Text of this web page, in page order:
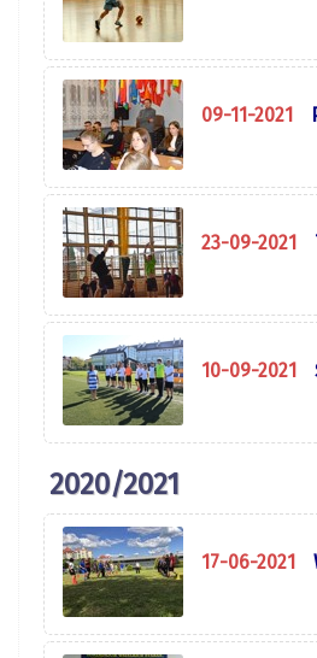
09-11-2021
23-09-2021
10-09-2021
2020/2021
17-06-2021